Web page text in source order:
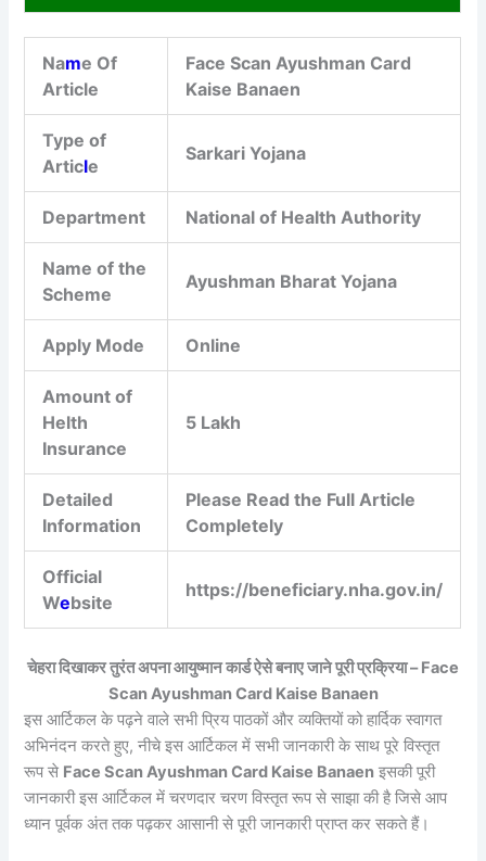
Name Of
Article
Face Scan Ayushman Card
Kaise Banaen
Type of
Article
Sarkari Yojana
Department National of Health Authority
Name of the
Scheme
Ayushman Bharat Yojana
Apply Mode Online
Amount of
Helth
Insurance
5 Lakh
Detailed
Information
Please Read the Full Article
Completely
Official
Website
https://beneficiary.nha.gov.in/
चेहरा दिखाकर तुरंत अपना आयुष्मान कार्ड ऐसे बनाए जाने पूरी प्रक्रिया – Face
Scan Ayushman Card Kaise Banaen
इस आर्टिकल के पढ़ने वाले सभी प्रिय पाठकों और व्यक्तियों को हार्दिक स्वागत
अभिनंदन करते हुए, नीचे इस आर्टिकल में सभी जानकारी के साथ पूरे विस्तृत
रूप से Face Scan Ayushman Card Kaise Banaen इसकी पूरी
जानकारी इस आर्टिकल में चरणदार चरण विस्तृत रूप से साझा की है जिसे आप
ध्यान पूर्वक अंत तक पढ़कर आसानी से पूरी जानकारी प्राप्त कर सकते हैं।